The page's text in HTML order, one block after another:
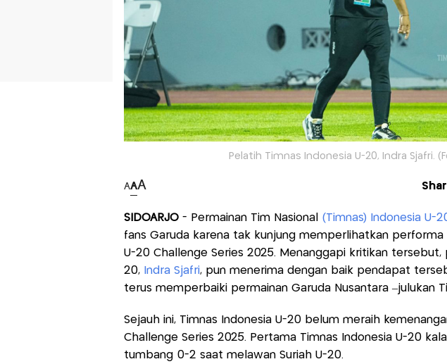
Pelatih Timnas Indonesia U-20, Indra Sjafri.
AAA
SIDOARJO - Permainan Tim Nasional (Timnas) Indonesia U-
fans Garuda karena tak kunjung memperlihatkan performa
U-20 Challenge Series 2025. Menanggapi kritikan tersebut,
20, Indra Sjafri, pun menerima dengan baik pendapat
terus memperbaiki permainan Garuda Nusantara –julukan
Sejauh ini, Timnas Indonesia U-20 belum meraih
Challenge Series 2025. Pertama Timnas Indonesia U-20
tumbang 0-2 saat melawan Suriah U-20.